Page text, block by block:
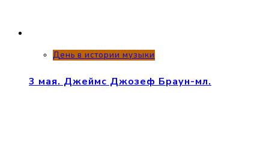
День в истории музыки
3 мая. Джеймс Джозеф Браун-мл.